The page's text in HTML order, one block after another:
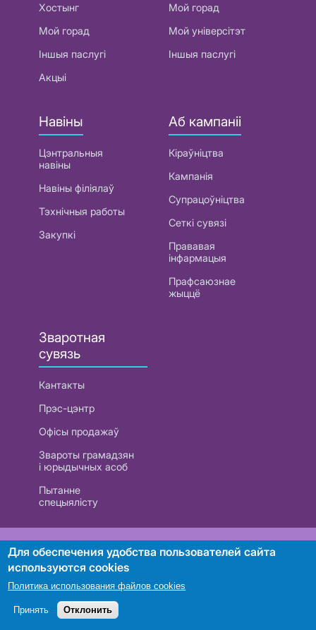
Хостынг
Мой горад
Іншыя паслугі
Акцыі
Мой горад
Мой універсітэт
Іншыя паслугі
Навіны
Цэнтральныя
навіны
Навіны філіялаў
Тэхнічныя работы
Закупкі
Аб кампаніі
Кіраўніцтва
Кампанія
Супрацоўніцтва
Сеткі сувязі
Прававая
інфармацыя
Прафсаюзнае
жыццё
Зваротная
сувязь
Кантакты
Прэс-цэнтр
Офісы продажаў
Звароты грамадзян
і юрыдычных асоб
Пытанне
спецыялісту
РУП «Белтэлекам». УНП 101007741
Пошук
Для обеспечения удобства пользователей сайта
используются cookies
Политика использования файлов cookies
Принять Отклонить